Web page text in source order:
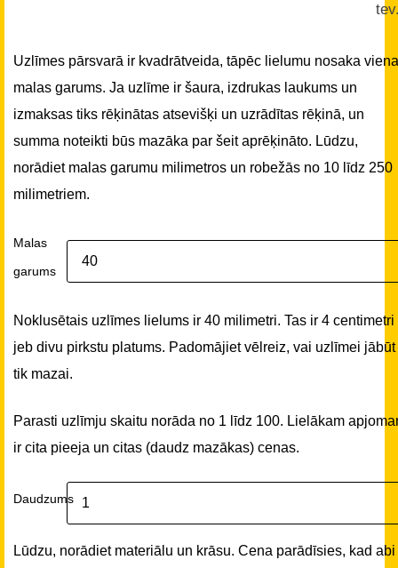
Uzlīmes pārsvarā ir kvadrātveida, tāpēc lielumu nosaka
malas garums. Ja uzlīme ir šaura, izdrukas laukums un
izmaksas tiks rēķinātas atsevišķi un uzrādītas rēķinā, un
summa noteikti būs mazāka par šeit aprēķināto. Lūdzu,
norādiet malas garumu milimetros un robežās no 10 līdz 250
milimetriem.
Malas
garums
Noklusētais uzlīmes lielums ir 40 milimetri. Tas ir 4 centimetri
jeb divu pirkstu platums. Padomājiet vēlreiz, vai uzlīmei jābūt
tik mazai.
Parasti uzlīmju skaitu norāda no 1 līdz 100. Lielākam
ir cita pieeja un citas (daudz mazākas) cenas.
Daudzums
Lūdzu, norādiet materiālu un krāsu. Cena parādīsies, kad abi